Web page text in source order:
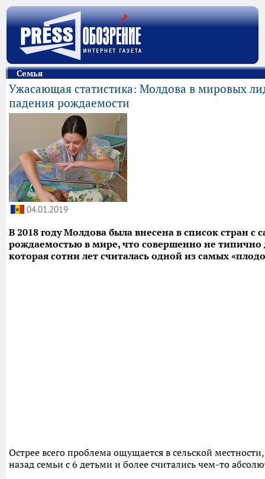
Семья
Ужасающая статистика: Молдова в мировых
падения рождаемости
04.01.2019
В 2018 году Молдова была внесена в список стран с
рождаемостью в мире, что совершенно не типично
которая сотни лет считалась одной из самых
Острее всего проблема ощущается в сельской
назад семьи с 6 детьми и более считались чем-то